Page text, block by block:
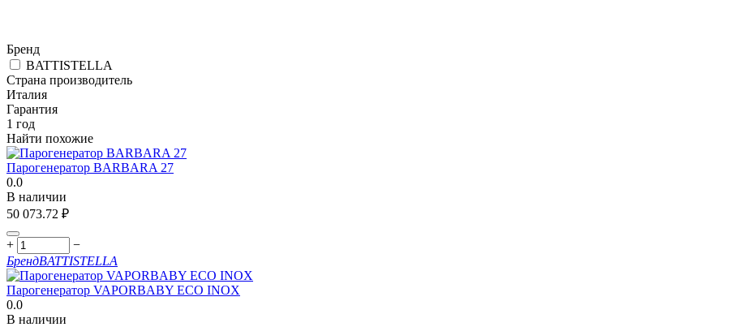
Бренд
BATTISTELLA
Страна производитель
Италия
Гарантия
1 год
Найти похожие
Парогенератор BARBARA 27
0.0
В наличии
50 073.72 ₽
+
−
БрендBATTISTELLA
Парогенератор VAPORBABY ECO INOX
0.0
В наличии